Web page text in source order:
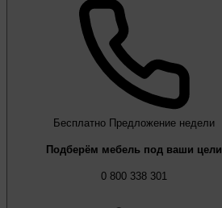
Бесплатно Предложение недели
Подберём мебель под ваши цели
0 800 338 301